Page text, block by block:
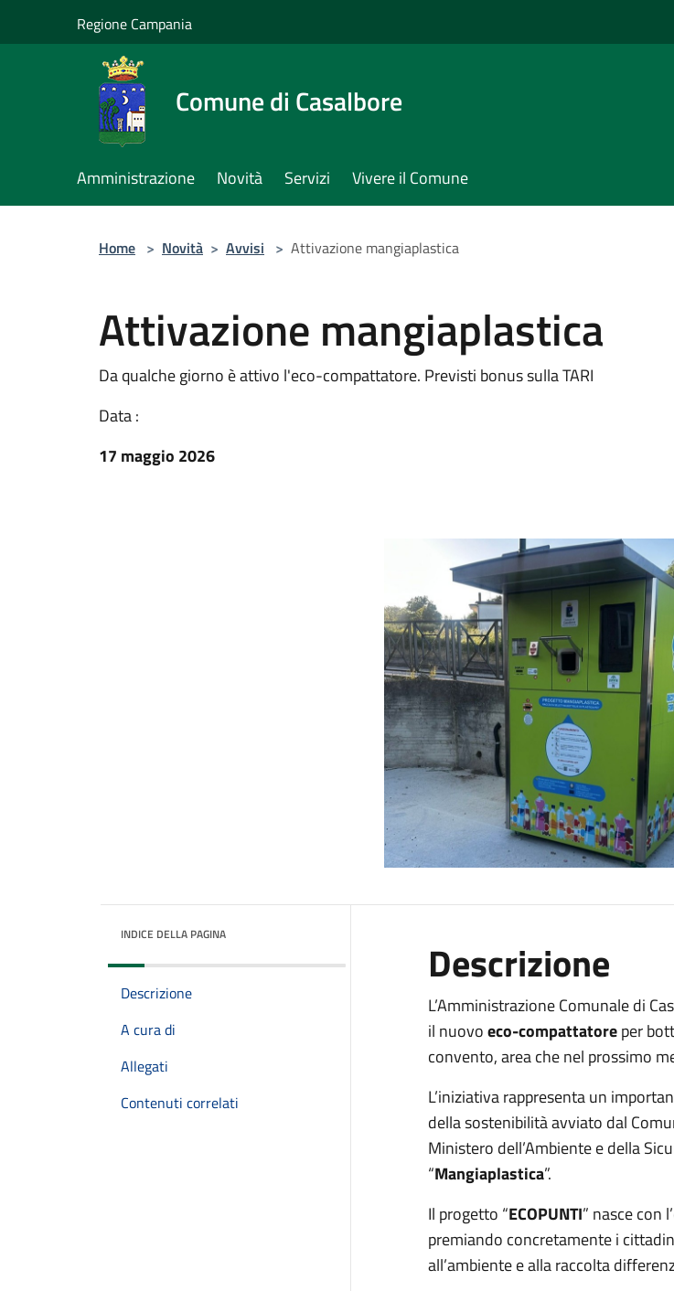
Regione Campania
Comune di Casalbore
Amministrazione Novità Servizi Vivere il Comune
Home > Novità > Avvisi > Attivazione mangiaplastica
Attivazione mangiaplastica
Da qualche giorno è attivo l'eco-compattatore. Previsti bonus sulla TARI
Data :
17 maggio 2026
INDICE DELLA PAGINA
Descrizione
A cura di
Allegati
Contenuti correlati
Descrizione
L’Amministrazione Comunale di
il nuovoeco-compattatoreper
convento, area che nel prossimo
L’iniziativa rappresenta un
della sostenibilità avviato dal
Ministero dell’Ambiente e della
“Mangiaplastica”.
Il progetto “ECOPUNTI” nasce con
premiando concretamente i
all’ambiente e alla raccolta